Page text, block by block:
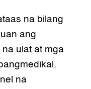
na bilang
ang
ulat at mga
na